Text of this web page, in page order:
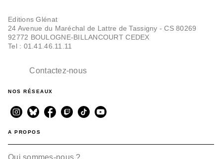
Editions Glénat
24 Avenue du Maréchal de Lattre de Tassigny - CS 80269
92772 BOULOGNE-BILLANCOURT CEDEX
Tel : 01.41.46.11.11
Contactez-nous
NOS RÉSEAUX
A PROPOS
Qui sommes-nous ?